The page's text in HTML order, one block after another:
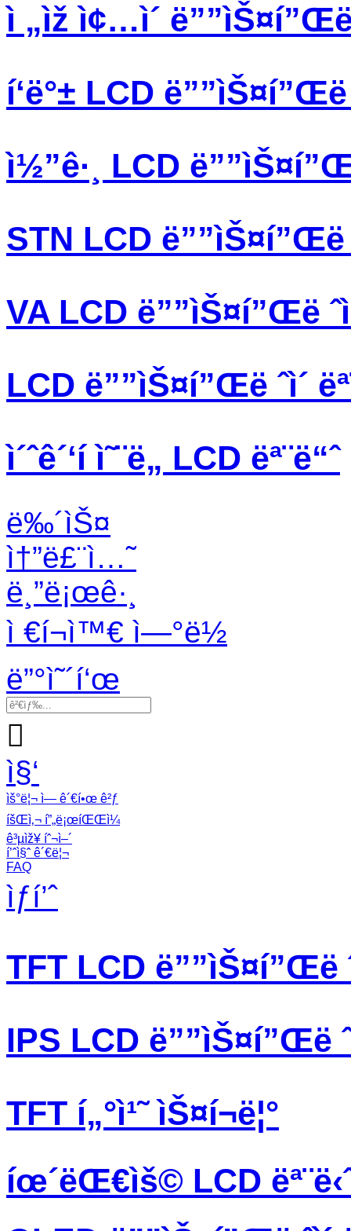
ì „ìž ì¢…ì´ ë””ìŠ¤í”Œë
í‘ë°± LCD ë””ìŠ¤í”Œë
ì½”ê·¸ LCD
STN LCD ë””ìŠ¤í”Œë
VA LCD ë””ìŠ¤í”Œë
LCD ë””ìŠ¤í”Œë ˆì´
ì´ˆê´‘í­ ì˜¨ë„ LCD ëª¨ë“ˆ
ë‰´ìŠ¤
ì†”ë£¨ì…˜
ë¸”ë¡œê·¸
ì €í¬ì™€ ì—°ë½
ë”°ì˜´í‘œ

ì§‘
ìš°ë¦¬ ì— ê´€í•œ ê²ƒ
íšŒì‚¬ í”„ë¡œíŒŒì¼
ê³µìž¥ íˆ¬ì–´
í’ˆì§ˆ ê´€ë¦¬
FAQ
ìƒí’ˆ
TFT LCD ë””ìŠ¤í”Œë
IPS LCD ë””ìŠ¤í”Œë
TFT í„°ì¹˜ ìŠ¤í¬ë¦°
íœ´ëŒ€ìš© LCD